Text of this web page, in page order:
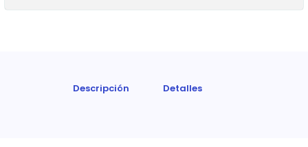
Descripción Detalles